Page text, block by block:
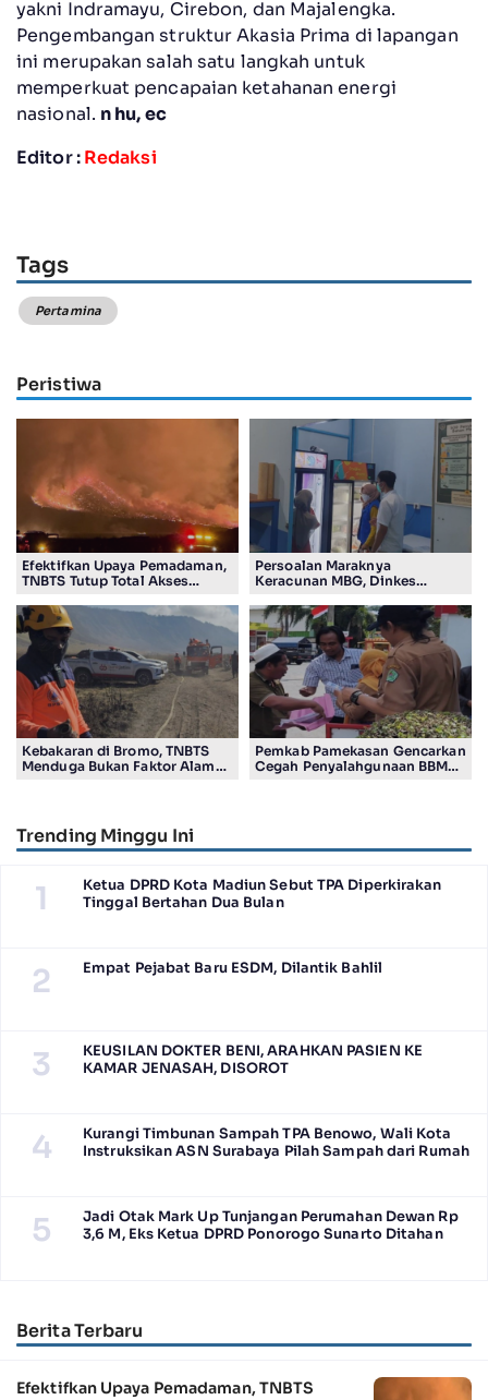
yakni Indramayu, Cirebon, dan Majalengka.
Pengembangan struktur Akasia Prima di lapangan
ini merupakan salah satu langkah untuk
memperkuat pencapaian ketahanan energi
nasional. n hu, ec
Editor :Redaksi
Tags
Pertamina
Peristiwa
Efektifkan Upaya Pemadaman,
TNBTS Tutup Total Akses
Bromo
Persoalan Maraknya
Keracunan MBG, Dinkes
Pelanggaran SOP
Kebakaran di Bromo, TNBTS
Menduga Bukan Faktor Alam
Pemkab Pamekasan Gencarkan
Cegah Penyalahgunaan BBM
Trending Minggu Ini
1
Ketua DPRD Kota Madiun Sebut TPA Diperkirakan
Tinggal Bertahan Dua Bulan
2 Empat Pejabat Baru ESDM, Dilantik Bahlil
3
KEUSILAN DOKTER BENI, ARAHKAN PASIEN KE
KAMAR JENASAH, DISOROT
4
Kurangi Timbunan Sampah TPA Benowo, Wali Kota
Instruksikan ASN Surabaya Pilah Sampah dari Rumah
5
Jadi Otak Mark Up Tunjangan Perumahan Dewan Rp
3,6 M, Eks Ketua DPRD Ponorogo Sunarto Ditahan
Berita Terbaru
Efektifkan Upaya Pemadaman, TNBTS